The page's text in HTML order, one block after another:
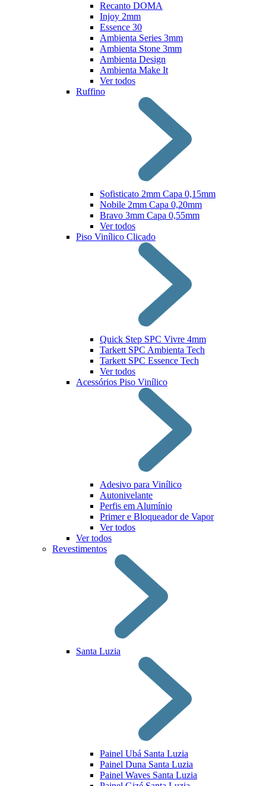
Recanto DOMA
Injoy 2mm
Essence 30
Ambienta Series 3mm
Ambienta Stone 3mm
Ambienta Design
Ambienta Make It
Ver todos
Ruffino
Sofisticato 2mm Capa 0,15mm
Nobile 2mm Capa 0,20mm
Bravo 3mm Capa 0,55mm
Ver todos
Piso Vinílico Clicado
Quick Step SPC Vivre 4mm
Tarkett SPC Ambienta Tech
Tarkett SPC Essence Tech
Ver todos
Acessórios Piso Vinílico
Adesivo para Vinílico
Autonivelante
Perfis em Alumínio
Primer e Bloqueador de Vapor
Ver todos
Ver todos
Revestimentos
Santa Luzia
Painel Ubá Santa Luzia
Painel Duna Santa Luzia
Painel Waves Santa Luzia